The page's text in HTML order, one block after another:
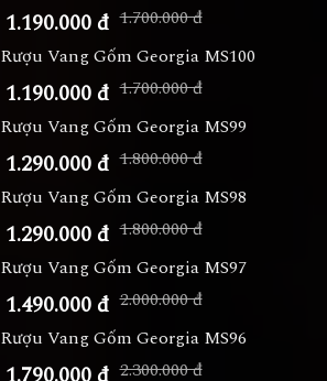
1.190.000 đ 1.700.000 đ
Rượu Vang Gốm Georgia MS100
1.190.000 đ 1.700.000 đ
Rượu Vang Gốm Georgia MS99
1.290.000 đ 1.800.000 đ
Rượu Vang Gốm Georgia MS98
1.290.000 đ 1.800.000 đ
Rượu Vang Gốm Georgia MS97
1.490.000 đ 2.000.000 đ
Rượu Vang Gốm Georgia MS96
2.300.000 đ